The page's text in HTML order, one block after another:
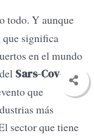
todo. Y aunque
que significa
en el mundo
Sars-Cov-2
que
más
sector que tiene